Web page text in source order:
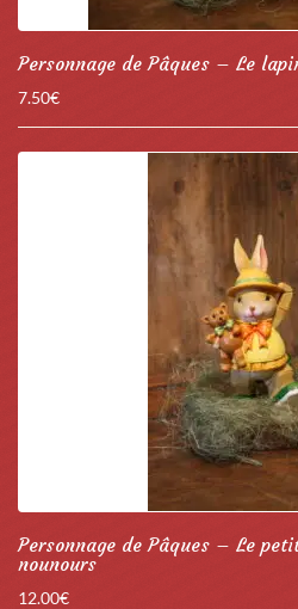
Personnage de Pâques – Le
7.50€
Personnage de Pâques – Le
nounours
12.00€